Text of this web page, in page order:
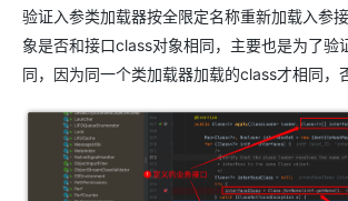
验证入参类加载器按全限定名称重新加载入参
象是否和接口class对象相同，主要也是为了验
同，因为同一个类加载器加载的class才相同，